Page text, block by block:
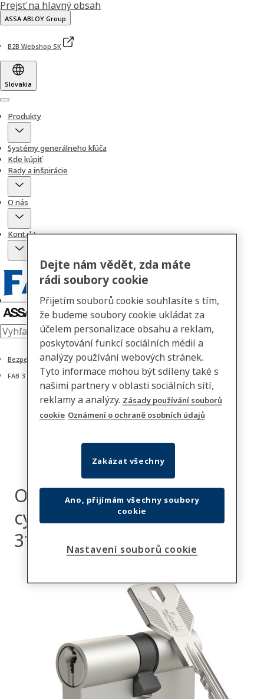
Prejsť na hlavný obsah
ASSA ABLOY Group
B2B Webshop SK
Slovakia
Menu
Produkty
Systémy generálneho kľúča
Kde kúpiť
Rady a inšpirácie
O nás
Kontakt
Bezpečnostné cylindrické vložky
FAB 3 Profi
Obojstranná
cylindrická vložka FAB
3*** PROFI
Dejte nám vědět, zda máte
rádi soubory cookie
Přijetím souborů cookie souhlasíte s tím,
že budeme soubory cookie ukládat za
účelem personalizace obsahu a reklam,
poskytování funkcí sociálních médií a
analýzy používání webových stránek.
Tyto informace mohou být sdíleny také s
našimi partnery v oblasti sociálních sítí,
reklamy a analýzy. Zásady používání souborů
cookie Oznámení o ochraně osobních údajů
Zakázat všechny
Ano, přijímám všechny soubory
cookie
Nastavení souborů cookie